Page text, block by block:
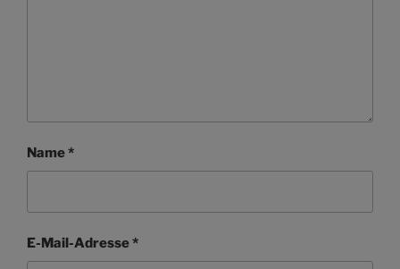
Name*
E-Mail-Adresse*